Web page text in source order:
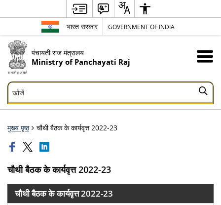
भारत सरकार GOVERNMENT OF INDIA
पंचायती राज मंत्रालय
Ministry of Panchayati Raj
खोजें
खोजें
मुख्य पृष्ठ चौथी बैठक के कार्यवृत्त 2022-23
चौथी बैठक के कार्यवृत्त 2022-23
चौथी बैठक के कार्यवृत्त 2022-23